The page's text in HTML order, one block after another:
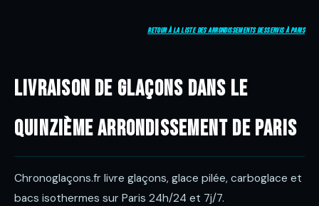
Retour à la liste des arrondissements desservis à Paris
Livraison de glaçons dans le
quinzième arrondissement de Paris
Chronoglaçons.fr livre glaçons, glace pilée, carboglace et
bacs isothermes sur Paris 24h/24 et 7j/7.